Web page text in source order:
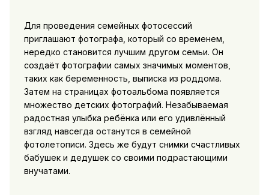
Для проведения семейных фотосессий
приглашают фотографа, который со временем,
нередко становится лучшим другом семьи. Он
создаёт фотографии самых значимых моментов,
таких как беременность, выписка из роддома.
Затем на страницах фотоальбома появляется
множество детских фотографий. Незабываемая
радостная улыбка ребёнка или его удивлённый
взгляд навсегда останутся в семейной
фотолетописи. Здесь же будут снимки счастливых
бабушек и дедушек со своими подрастающими
внучатами.